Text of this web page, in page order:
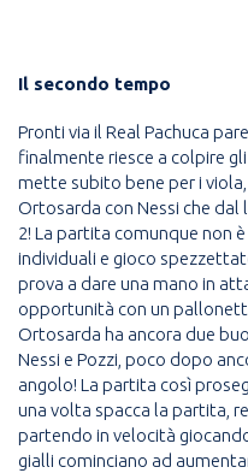
Il secondo tempo
Pronti via il Real Pachuca
finalmente riesce a colpire
mette subito bene per i viola,
Ortosarda con Nessi che dal
2! La partita comunque non
individuali e gioco
prova a dare una mano in
opportunità con un
Ortosarda ha ancora due
Nessi e Pozzi, poco dopo
angolo! La partita così
una volta spacca la partita,
partendo in velocità
gialli cominciano ad